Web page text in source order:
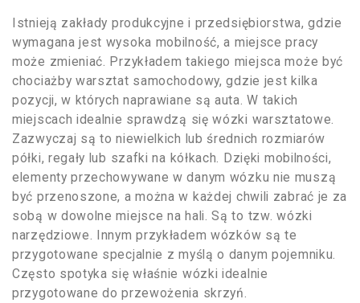
Istnieją zakłady produkcyjne i przedsiębiorstwa, gdzie
wymagana jest wysoka mobilność, a miejsce pracy
może zmieniać. Przykładem takiego miejsca może być
chociażby warsztat samochodowy, gdzie jest kilka
pozycji, w których naprawiane są auta. W takich
miejscach idealnie sprawdzą się wózki warsztatowe.
Zazwyczaj są to niewielkich lub średnich rozmiarów
półki, regały lub szafki na kółkach. Dzięki mobilności,
elementy przechowywane w danym wózku nie muszą
być przenoszone, a można w każdej chwili zabrać je za
sobą w dowolne miejsce na hali. Są to tzw. wózki
narzędziowe. Innym przykładem wózków są te
przygotowane specjalnie z myślą o danym pojemniku.
Często spotyka się właśnie wózki idealnie
przygotowane do przewożenia skrzyń.